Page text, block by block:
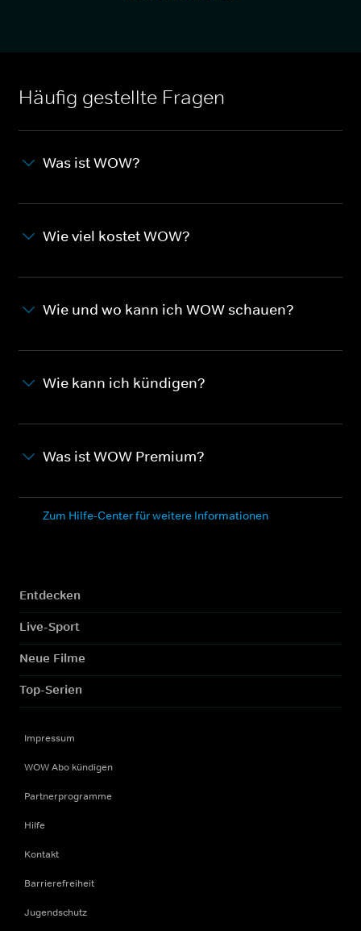
Häufig gestellte Fragen
Was ist WOW?
Wie viel kostet WOW?
Wie und wo kann ich WOW schauen?
Wie kann ich kündigen?
Was ist WOW Premium?
Zum Hilfe-Center für weitere Informationen
Entdecken
Live-Sport
Neue Filme
Top-Serien
Impressum
WOW Abo kündigen
Partnerprogramme
Hilfe
Kontakt
Barrierefreiheit
Jugendschutz